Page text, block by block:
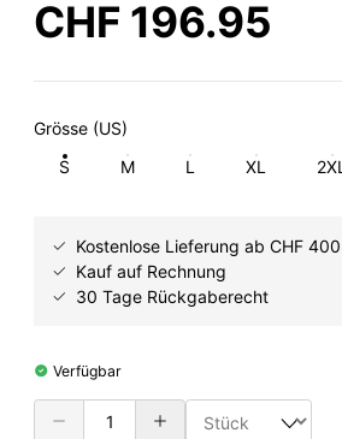
CHF 196.95
Grösse (US)
S
M L XL 2XL
Kostenlose Lieferung ab CHF 400
Kauf auf Rechnung
30 Tage Rückgaberecht
Verfügbar